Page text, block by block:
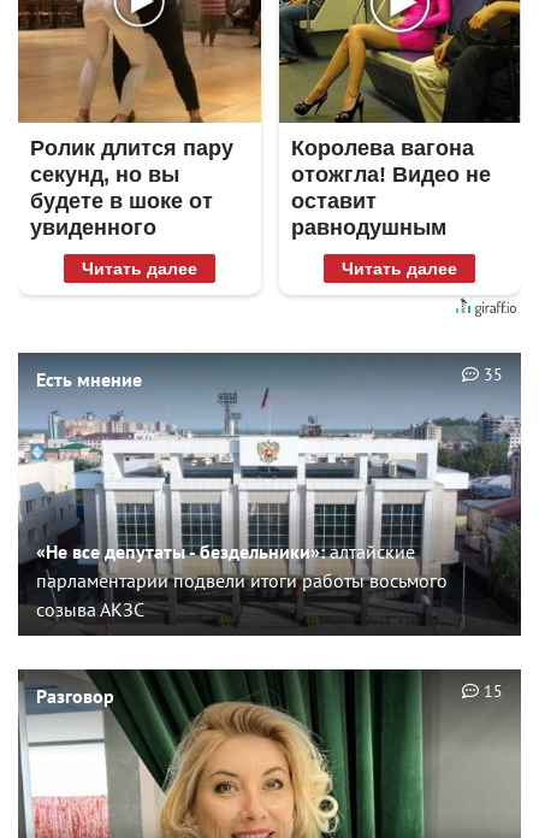
Ролик длится пару
секунд, но вы
будете в шоке от
увиденного
Читать далее
Королева вагона
отожгла! Видео не
оставит
равнодушным
Читать далее
Есть мнение
«Не все депутаты - бездельники»:алтайские
парламентарии подвели итоги работы восьмого
созыва АКЗС
35
Разговор 15